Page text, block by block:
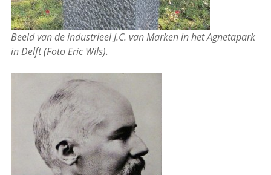
Beeld van de industrieel J.C. van Marken in het Agnetapark
in Delft (Foto Eric Wils).